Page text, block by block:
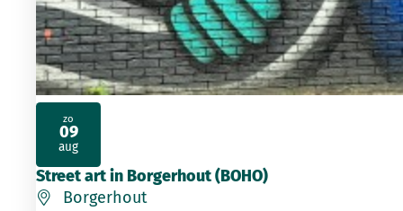
Street art in Borgerhout (BOHO)
Borgerhout
zo
09
aug
2026